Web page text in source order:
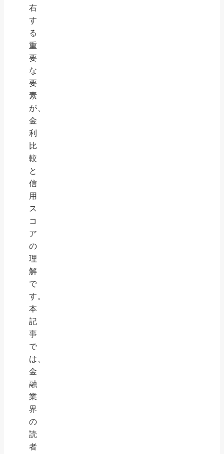
右
す
る
重
要
な
要
素
が、
金
利
比
較
と
信
用
ス
コ
ア
の
理
解
で
す。
本
記
事
で
は、
金
融
業
界
の
読
者